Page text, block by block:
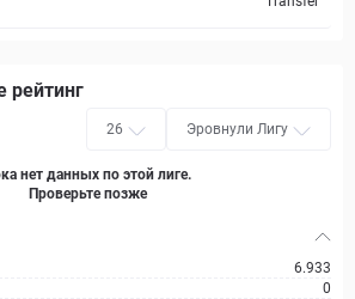
рейтинг
26 Эровнули Лигу
нет данных по этой лиге.
Проверьте позже
6.933
0